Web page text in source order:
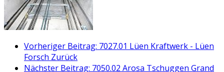
Vorheriger Beitrag: 7027.01 Lüen Kraftwerk - Lüen
Forsch Zurück
Nächster Beitrag: 7050.02 Arosa Tschuggen Grand